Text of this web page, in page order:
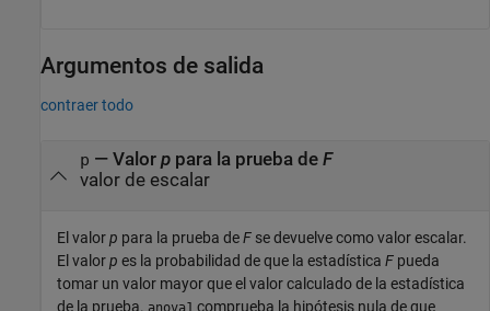
Argumentos de salida
contraer todo
p — Valor ppara la prueba de F
valor de escalar
El valorp para la prueba deF se devuelve como valor escalar.
El valorp es la probabilidad de que la estadística F pueda
tomar un valor mayor que el valor calculado de la estadística
de la prueba.
comprueba la hipótesis nula de que